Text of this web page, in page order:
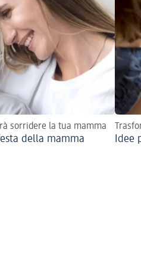
sorridere la tua mamma
della mamma Idee